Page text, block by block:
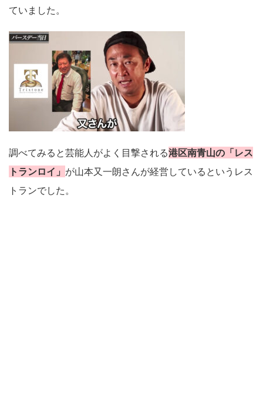
ていました。
調べてみると芸能人がよく目撃される港区南青山の「レス
トランロイ」 が山本又一朗さんが経営しているというレス
トランでした。